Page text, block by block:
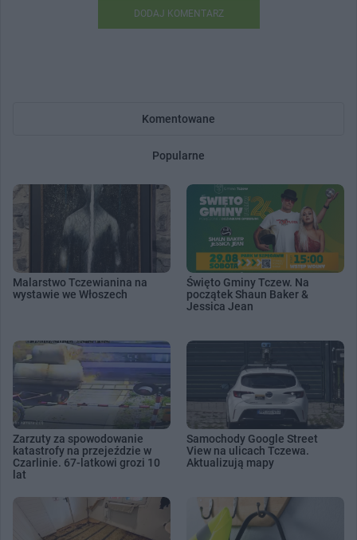
DODAJ KOMENTARZ
Komentowane
Popularne
Malarstwo Tczewianina na
wystawie we Włoszech
Święto Gminy Tczew. Na
początek Shaun Baker &
Jessica Jean
Zarzuty za spowodowanie
katastrofy na przejeździe w
Czarlinie. 67-latkowi grozi 10
lat
Samochody Google Street
View na ulicach Tczewa.
Aktualizują mapy